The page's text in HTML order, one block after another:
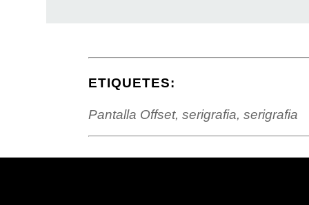
ETIQUETES:
Pantalla Offset, serigrafia, serigrafia